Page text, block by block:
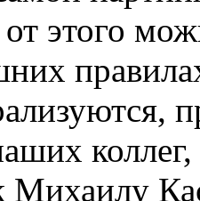
от этого
Михаилу